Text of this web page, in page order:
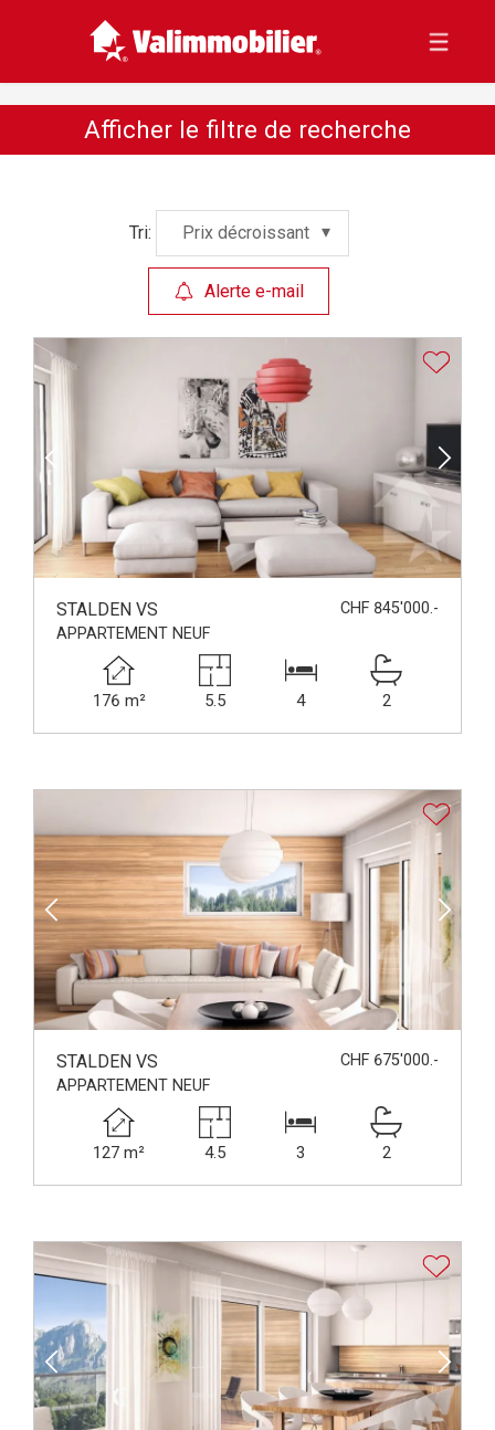
Afficher le filtre de recherche
Tri: Prix décroissant
Alerte e-mail
STALDEN VS
CHF 845'000.-
APPARTEMENT NEUF
176 m² 5.5 4 2
STALDEN VS
CHF 675'000.-
APPARTEMENT NEUF
127 m² 4.5 3 2